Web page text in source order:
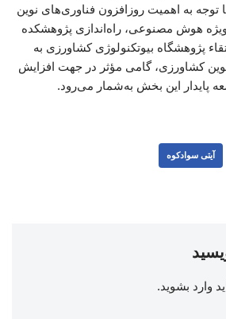
توجه به اهمیت روزافزون فناوری‌های نوین
هوش مصنوعی، راه‌اندازی پژوهشکده
پژوهشگاه بیوتکنولوژی کشاورزی به
کشاورزی، گامی مؤثر در جهت افزایش
پایدار این بخش به‌شمار می‌رود.
آیتی سوادکوه
وارد بشوید.